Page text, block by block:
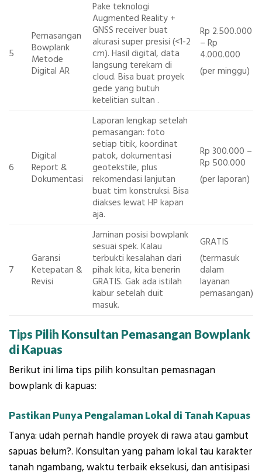
5
Pemasangan
Bowplank
Metode
Digital AR
Pake teknologi
Augmented Reality +
GNSS receiver buat
akurasi super presisi (<1-2
cm). Hasil digital, data
langsung terekam di
cloud. Bisa buat proyek
gede yang butuh
ketelitian sultan .
Rp 2.500.000
– Rp
4.000.000
(per minggu)
6
Digital
Report &
Dokumentasi
Laporan lengkap setelah
pemasangan: foto
setiap titik, koordinat
patok, dokumentasi
geotekstile, plus
rekomendasi lanjutan
buat tim konstruksi. Bisa
diakses lewat HP kapan
aja.
Rp 300.000 –
Rp 500.000
(per laporan)
7
Garansi
Ketepatan &
Revisi
Jaminan posisi bowplank
sesuai spek. Kalau
terbukti kesalahan dari
pihak kita, kita benerin
GRATIS. Gak ada istilah
kabur setelah duit
masuk.
GRATIS
(termasuk
dalam
layanan
pemasangan)
Tips Pilih Konsultan Pemasangan Bowplank
di Kapuas
Berikut ini lima tips pilih konsultan pemasnagan
bowplank di kapuas:
Pastikan Punya Pengalaman Lokal di Tanah Kapuas
Tanya: udah pernah handle proyek di rawa atau gambut
sapuas belum?. Konsultan yang paham lokal tau karakter
tanah ngambang, waktu terbaik eksekusi, dan antisipasi